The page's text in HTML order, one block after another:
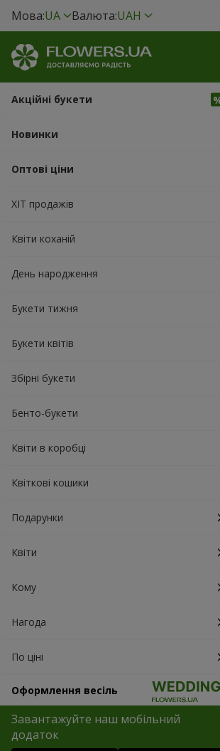
Мова:UA Валюта:UAH
Акційні букети
Новинки
Оптові ціни
ХІТ продажів
Квіти коханій
День народження
Букети тижня
Букети квітів
Збірні букети
Бенто-букети
Квіти в коробці
Квіткові кошики
Подарунки
Квіти
Кому
Нагода
По ціні
Оформлення весіль
Завантажуйте наш мобільний
додаток